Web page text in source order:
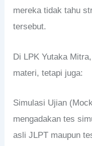
mereka tidak tahu
tersebut.
Di LPK Yutaka
materi, tetapi juga:
Simulasi Ujian
mengadakan tes
asli JLPT maupun